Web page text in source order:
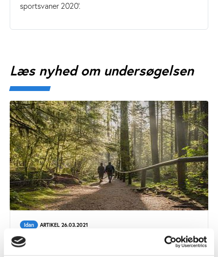
sportsvaner 2020'.
Læs nyhed om undersøgelsen
Idan ARTIKEL 26.03.2021
Danskerne dyrker flere forskellige
idrætsaktiviteter end tidligere